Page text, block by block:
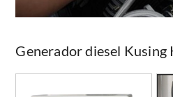
Generador diesel